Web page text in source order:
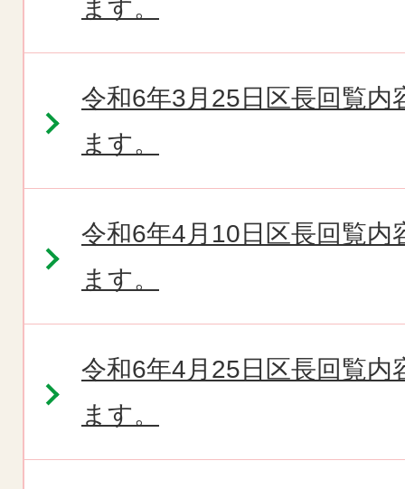
ます。
令和6年3月25日区長回覧
ます。
令和6年4月10日区長回覧
ます。
令和6年4月25日区長回覧
ます。